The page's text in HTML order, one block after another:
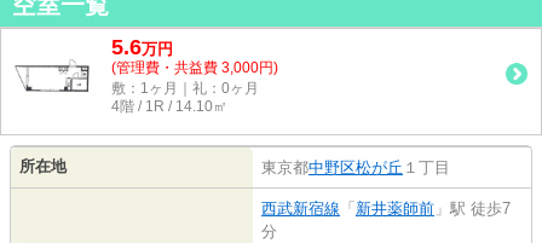
5.6万円
(管理費・共益費 3,000円)
敷：1ヶ月｜礼：0ヶ月
4階 / 1R / 14.10㎡
所在地 東京都中野区松が丘 １丁目
西武新宿線 「 新井薬師前 」駅 徒歩7
分